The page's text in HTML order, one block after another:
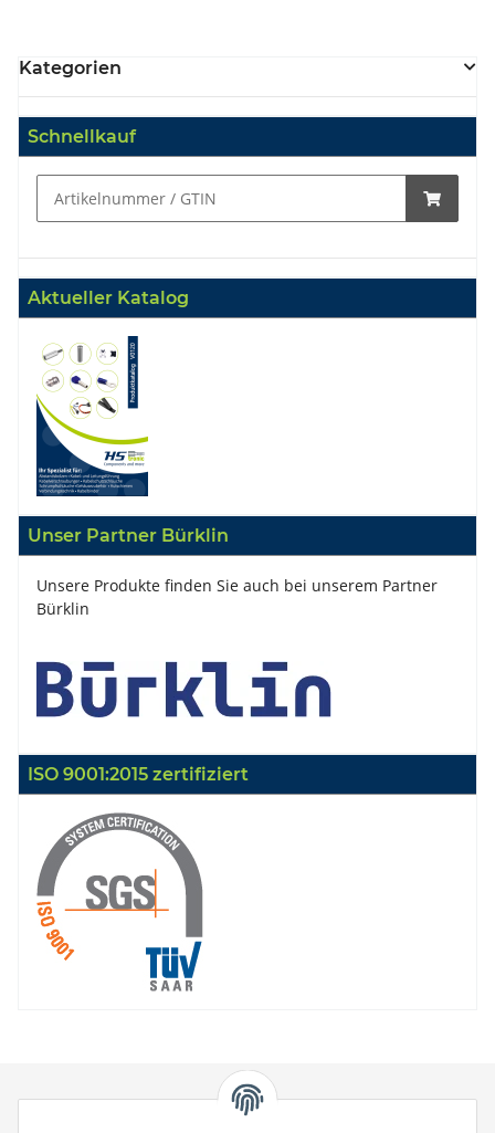
Kategorien
Schnellkauf
Aktueller Katalog
Unser Partner Bürklin
Unsere Produkte finden Sie auch bei unserem Partner
Bürklin
ISO 9001:2015 zertifiziert